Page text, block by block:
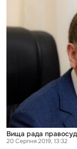
суддю
Вища рада
20 Серпня 2019, 13:32